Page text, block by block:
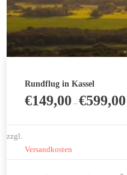
Rundflug in Kassel
€149,00 –€599,00
zzgl.
Versandkosten